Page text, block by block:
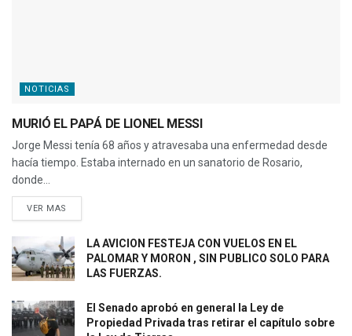
NOTICIAS
MURIÓ EL PAPÁ DE LIONEL MESSI
Jorge Messi tenía 68 años y atravesaba una enfermedad desde
hacía tiempo. Estaba internado en un sanatorio de Rosario,
donde...
VER MAS
LA AVICION FESTEJA CON VUELOS EN EL
PALOMAR Y MORON , SIN PUBLICO SOLO PARA
LAS FUERZAS.
El Senado aprobó en general la Ley de
Propiedad Privada tras retirar el capítulo sobre